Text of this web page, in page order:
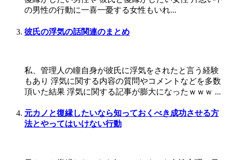
の男性の行動に一喜一憂する女性もいれ...
彼氏の浮気の話関連のまとめ
私、管理人の瞳自身が彼氏に浮気をされたと言う経験
もあり 浮気に関する内容の質問やコメントなどを多数
頂いた結果 浮気に関する記事が膨大になったｗｗｗ ...
元カノと復縁したいなら知っておくべき成功させる方
法とやってはいけない行動